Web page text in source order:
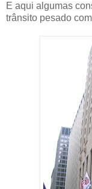
E aqui algumas
trânsito pesado